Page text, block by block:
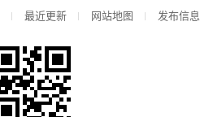
最近更新 网站地图 发布信息